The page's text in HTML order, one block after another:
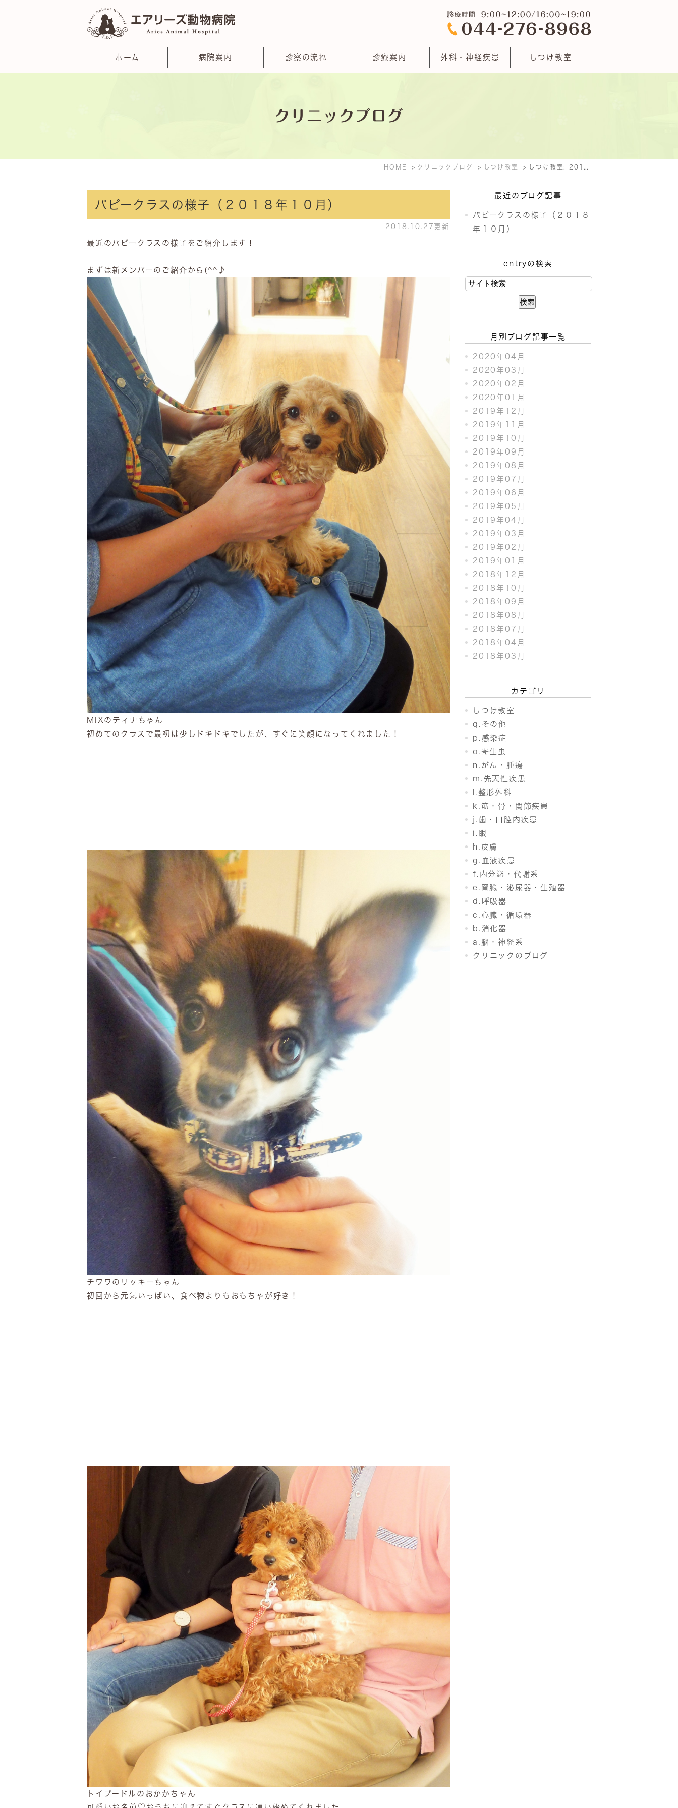
ホーム 病院案内 診察の流れ 診療案内 外科・神経疾患 しつけ教室
クリニックブログ
HOME クリニックブログ しつけ教室
パピークラスの様子（２０１８年１０月）
2018.10.27更新
最近のパピークラスの様子をご紹介します！
まずは新メンバーのご紹介から(^^♪
MIXのティナちゃん
初めてのクラスで最初は少しドキドキでしたが、すぐに笑顔になってくれました！
チワワのリッキーちゃん
初回から元気いっぱい、食べ物よりもおもちゃが好き！
トイプードルのおかかちゃん
最近のブログ記事
パピークラスの様子（２０１８
年１０月）
entryの検索
月別ブログ記事一覧
2020年04月
2020年03月
2020年02月
2020年01月
2019年12月
2019年11月
2019年10月
2019年09月
2019年08月
2019年07月
2019年06月
2019年05月
2019年04月
2019年03月
2019年02月
2019年01月
2018年12月
2018年10月
2018年09月
2018年08月
2018年07月
2018年04月
2018年03月
カテゴリ
しつけ教室
q.その他
p.感染症
o.寄生虫
n.がん・腫瘍
m.先天性疾患
l.整形外科
k.筋・骨・関節疾患
j.歯・口腔内疾患
i.眼
h.皮膚
g.血液疾患
f.内分泌・代謝系
e.腎臓・泌尿器・生殖器
d.呼吸器
c.心臓・循環器
b.消化器
a.脳・神経系
クリニックのブログ